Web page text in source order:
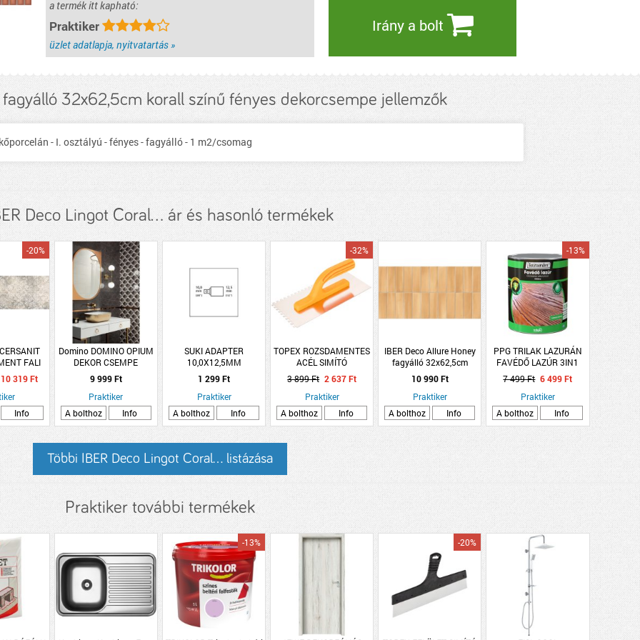
a termék itt kapható:
Praktiker
üzlet adatlapja, nyitvatartás »
Irány a bolt
32x62,5cm korall színű fényes dekorcsempe jellemzők
- I. osztályú - fényes - fagyálló - 1 m2/csomag
Deco Lingot Coral... ár és hasonló termékek
FALI
1,29
BÉZS
-20%
10 319 Ft
Info
Domino DOMINO OPIUM
DEKOR CSEMPE
30,8X60,8 CM
9 999 Ft
Praktiker
A bolthoz
Info
SUKI ADAPTER
10,0X12,5MM
3/8X1/2&quot;
1 299 Ft
Praktiker
A bolthoz
Info
TOPEX ROZSDAMENTES
ACÉL SIMÍTÓ
280X130MM 13A286
-32%
3 899 Ft 2 637 Ft
Praktiker
A bolthoz
Info
IBER Deco Allure Honey
fagyálló 32x62,5cm
mézszínű fényes
dekorcsempe
10 990 Ft
Praktiker
A bolthoz
Info
PPG TRILAK LAZURÁN
FAVÉDŐ LAZÚR 3IN1
CSERESZNYE 0.75 L
-13%
7 499 Ft 6 499 Ft
Praktiker
A bolthoz
Info
Többi IBER Deco Lingot Coral... listázása
Praktiker további termékek
-13% -20%